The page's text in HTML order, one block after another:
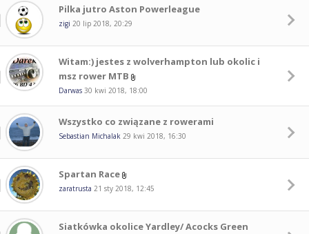
Pilka jutro Aston Powerleague
zigi 20 lip 2018, 20:29
Witam:) jestes z wolverhampton lub okolic i
msz rower MTB
Darwas 30 kwi 2018, 18:00
Wszystko co związane z rowerami
Sebastian Michalak 29 kwi 2018, 16:30
Spartan Race
zaratrusta 21 sty 2018, 12:45
Siatkówka okolice Yardley/ Acocks Green